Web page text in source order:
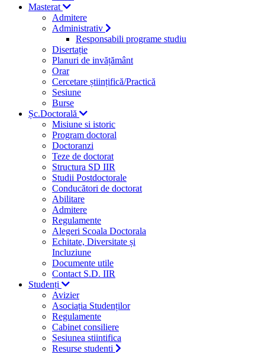
Masterat
Admitere
Administrativ
Responsabili programe studiu
Disertație
Planuri de invățământ
Orar
Cercetare științifică/Practică
Sesiune
Burse
Șc.Doctorală
Misiune si istoric
Program doctoral
Doctoranzi
Teze de doctorat
Structura SD IIR
Studii Postdoctorale
Conducători de doctorat
Abilitare
Admitere
Regulamente
Alegeri Scoala Doctorala
Echitate, Diversitate și
Incluziune
Documente utile
Contact S.D. IIR
Studenți
Avizier
Asociația Studenților
Regulamente
Cabinet consiliere
Sesiunea stiintifica
Resurse studenti